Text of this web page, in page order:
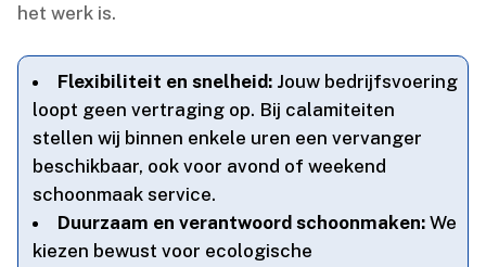
het werk is.​
Flexibiliteit en snelheid: Jouw bedrijfsvoering
loopt geen vertraging op.​ Bij calamiteiten
stellen wij binnen enkele uren een vervanger
beschikbaar, ook voor avond of weekend
schoonmaak service.​
Duurzaam en verantwoord schoonmaken: We
kiezen bewust voor ecologische